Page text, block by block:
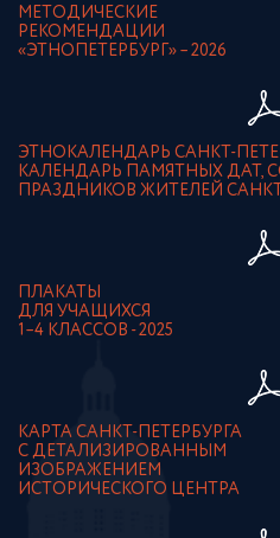
МЕТОДИЧЕСКИЕ
РЕКОМЕНДАЦИИ
«ЭТНОПЕТЕРБУРГ» – 2026
ЭТНОКАЛЕНДАРЬ САНКТ-
КАЛЕНДАРЬ ПАМЯТНЫХ ДАТ,
ПРАЗДНИКОВ ЖИТЕЛЕЙ
ПЛАКАТЫ
ДЛЯ УЧАЩИХСЯ
1–4 КЛАССОВ - 2025
КАРТА САНКТ-ПЕТЕРБУРГА
С ДЕТАЛИЗИРОВАННЫМ
ИЗОБРАЖЕНИЕМ
ИСТОРИЧЕСКОГО ЦЕНТРА